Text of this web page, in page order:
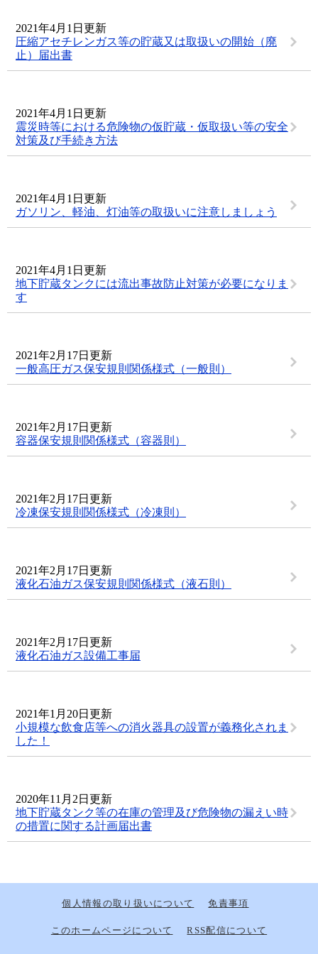
2021年4月1日更新
圧縮アセチレンガス等の貯蔵又は取扱いの開始（廃
止）届出書
2021年4月1日更新
震災時等における危険物の仮貯蔵・仮取扱い等の安全
対策及び手続き方法
2021年4月1日更新
ガソリン、軽油、灯油等の取扱いに注意しましょう
2021年4月1日更新
地下貯蔵タンクには流出事故防止対策が必要になりま
す
2021年2月17日更新
一般高圧ガス保安規則関係様式（一般則）
2021年2月17日更新
容器保安規則関係様式（容器則）
2021年2月17日更新
冷凍保安規則関係様式（冷凍則）
2021年2月17日更新
液化石油ガス保安規則関係様式（液石則）
2021年2月17日更新
液化石油ガス設備工事届
2021年1月20日更新
小規模な飲食店等への消火器具の設置が義務化されま
した！
2020年11月2日更新
地下貯蔵タンク等の在庫の管理及び危険物の漏えい時
の措置に関する計画届出書
個人情報の取り扱いについて 免責事項
このホームページについて RSS配信について